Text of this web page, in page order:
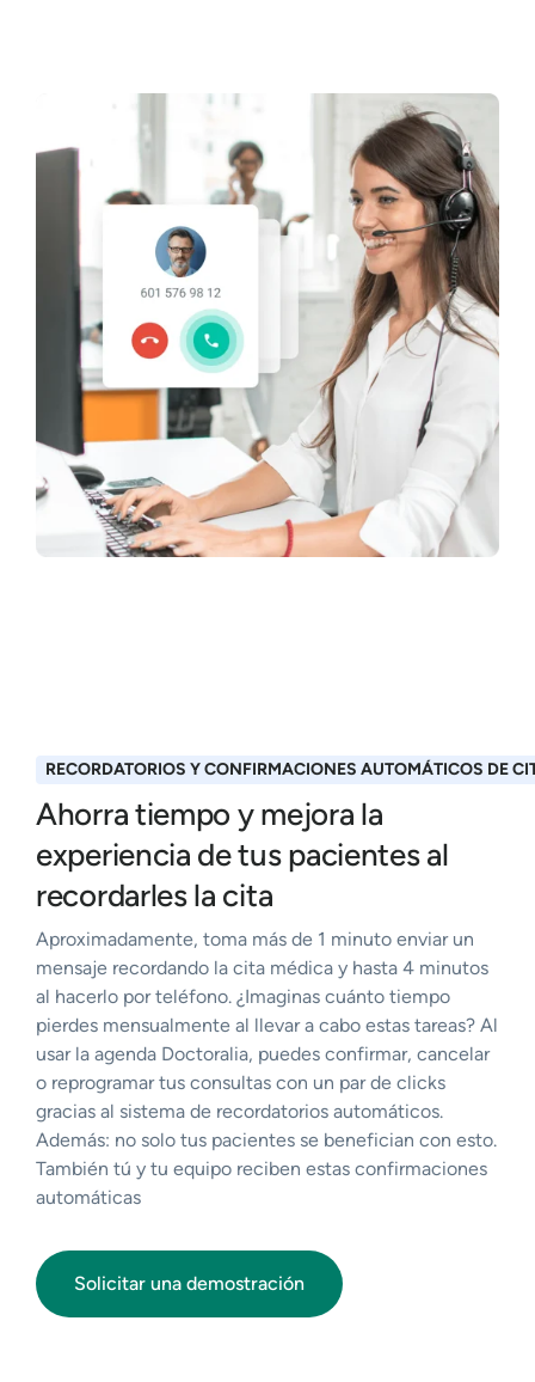
RECORDATORIOS Y CONFIRMACIONES AUTOMÁTICOS DE
Ahorra tiempo y mejora la
experiencia de tus pacientes al
recordarles la cita
Aproximadamente, toma más de 1 minuto enviar un
mensaje recordando la cita médica y hasta 4 minutos
al hacerlo por teléfono. ¿Imaginas cuánto tiempo
pierdes mensualmente al llevar a cabo estas tareas? Al
usar la agenda Doctoralia, puedes confirmar, cancelar
o reprogramar tus consultas con un par de clicks
gracias al sistema de recordatorios automáticos.
Además: no solo tus pacientes se benefician con esto.
También tú y tu equipo reciben estas confirmaciones
automáticas
Solicitar una demostración